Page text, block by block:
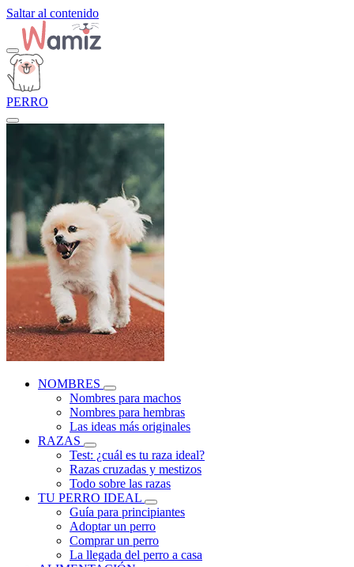
Saltar al contenido
PERRO
NOMBRES
Nombres para machos
Nombres para hembras
Las ideas más originales
RAZAS
Test: ¿cuál es tu raza ideal?
Razas cruzadas y mestizos
Todo sobre las razas
TU PERRO IDEAL
Guía para principiantes
Adoptar un perro
Comprar un perro
La llegada del perro a casa